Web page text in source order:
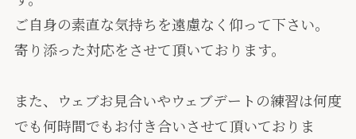
ご自身の素直な気持ちを遠慮なく仰って下さい。
寄り添った対応をさせて頂いております。
また、ウェブお見合いやウェブデートの練習は何度
でも何時間でもお付き合いさせて頂いておりま